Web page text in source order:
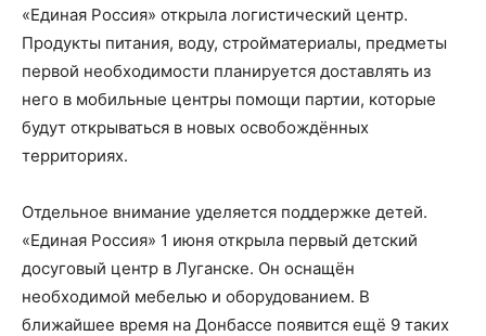
«Единая Россия» открыла логистический центр.
Продукты питания, воду, стройматериалы, предметы
первой необходимости планируется доставлять из
него в мобильные центры помощи партии, которые
будут открываться в новых освобождённых
территориях.
Отдельное внимание уделяется поддержке детей.
«Единая Россия» 1 июня открыла первый детский
досуговый центр в Луганске. Он оснащён
необходимой мебелью и оборудованием. В
ближайшее время на Донбассе появится ещё 9 таких